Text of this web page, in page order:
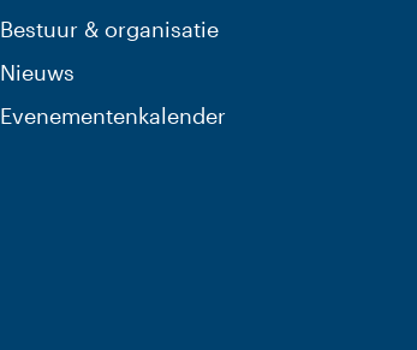
Bestuur & organisatie
Nieuws
Evenementenkalender